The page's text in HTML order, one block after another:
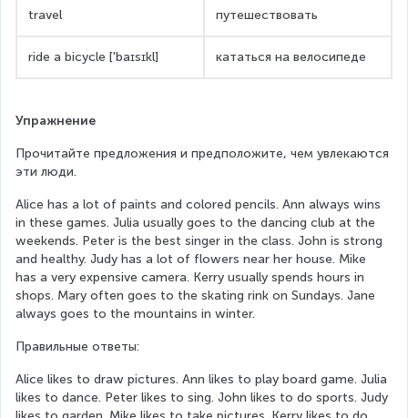
travel путешествовать
ride a bicycle ['baɪsɪkl] кататься на велосипеде
Упражнение
Прочитайте предложения и предположите, чем увлекаются
эти люди.
Alice has a lot of paints and colored pencils. Ann always wins
in these games. Julia usually goes to the dancing club at the
weekends. Peter is the best singer in the class. John is strong
and healthy. Judy has a lot of flowers near her house. Mike
has a very expensive camera. Kerry usually spends hours in
shops. Mary often goes to the skating rink on Sundays. Jane
always goes to the mountains in winter.
Правильные ответы:
Alice likes to draw pictures. Ann likes to play board game. Julia
likes to dance. Peter likes to sing. John likes to do sports. Judy